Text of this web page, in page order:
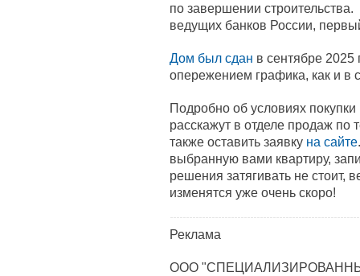
по завершении
ведущих банков России,
Дом был сдан в сентябре 2025
опережением графика, как и в
Подробно об условиях
расскажут в отделе продаж
также оставить заявку на сайте
выбранную вами квартиру,
решения затягивать не стоит,
изменятся уже очень скоро!
Реклама
ООО